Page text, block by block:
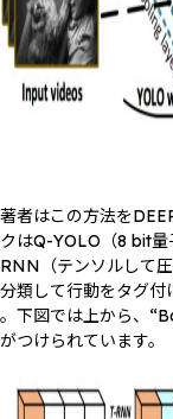
著者はこの方法を
クはQ-YOLO（8 bit
RNN（テンソルして
分類して行動をタグ
。下図では上から、
がつけられています。